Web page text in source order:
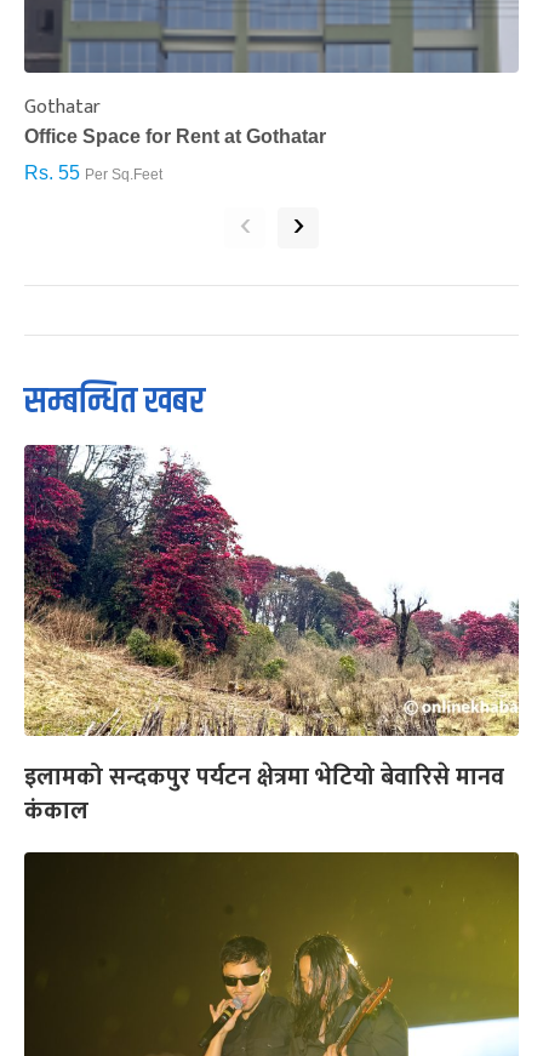
Gothatar
Office Space for Rent at Gothatar
Rs. 55 Per Sq.Feet
‹ ›
सम्बन्धित खबर
इलामको सन्दकपुर पर्यटन क्षेत्रमा भेटियो बेवारिसे मानव
कंकाल